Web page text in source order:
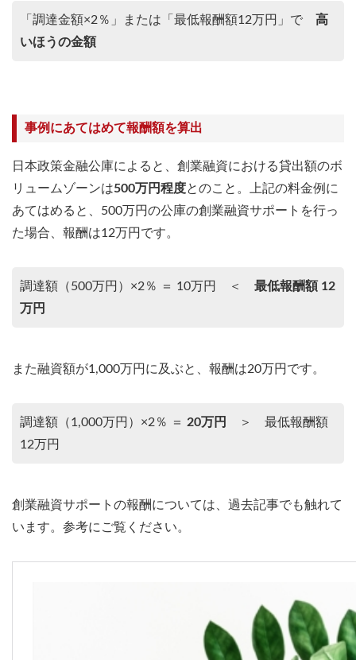
「調達金額×2％」または「最低報酬額12万円」で 高
いほうの金額
事例にあてはめて報酬額を算出
日本政策金融公庫によると、創業融資における貸出額のボ
リュームゾーンは500万円程度とのこと。上記の料金例に
あてはめると、500万円の公庫の創業融資サポートを行っ
た場合、報酬は12万円です。
調達額（500万円）×2％ ＝ 10万円 ＜ 最低報酬額 12
万円
また融資額が1,000万円に及ぶと、報酬は20万円です。
調達額（1,000万円）×2％ ＝ 20万円
＞ 最低報酬額
12万円
創業融資サポートの報酬については、過去記事でも触れて
います。参考にご覧ください。